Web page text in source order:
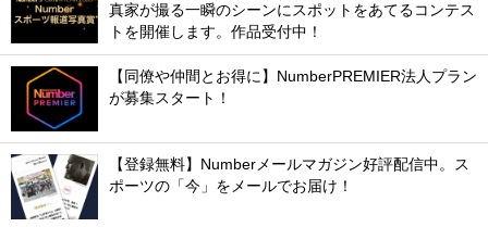
真家が撮る一瞬のシーンにスポットをあてるコンテス
トを開催します。作品受付中！
【同僚や仲間とお得に】NumberPREMIER法人プラン
が募集スタート！
【登録無料】Numberメールマガジン好評配信中。ス
ポーツの「今」をメールでお届け！